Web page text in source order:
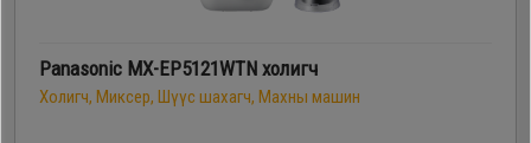
Panasonic MX-EP5121WTN холигч
Холигч, Миксер, Шүүс шахагч, Махны машин